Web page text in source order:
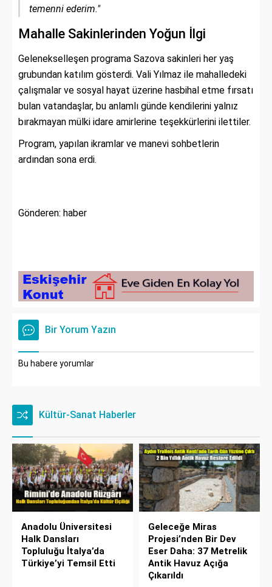
temenni ederim."
Mahalle Sakinlerinden Yoğun İlgi
Gelenekselleşen programa Sazova sakinleri her yaş
grubundan katılım gösterdi. Vali Yılmaz ile mahalledeki
çalışmalar ve sosyal hayat üzerine hasbihal etme fırsatı
bulan vatandaşlar, bu anlamlı günde kendilerini yalnız
bırakmayan mülki idare amirlerine teşekkürlerini ilettiler.
Program, yapılan ikramlar ve manevi sohbetlerin
ardından sona erdi.
Gönderen: haber
Bir Yorum Yazın
Bu habere yorumlar
Kültür-Sanat Haberler
Anadolu Üniversitesi
Halk Dansları
Topluluğu İtalya’da
Türkiye’yi Temsil Etti
Geleceğe Miras
Projesi’nden Bir Dev
Eser Daha: 37 Metrelik
Antik Havuz Açığa
Çıkarıldı